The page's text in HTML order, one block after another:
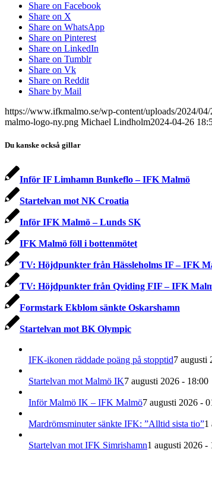
Share on Facebook
Share on X
Share on WhatsApp
Share on Pinterest
Share on LinkedIn
Share on Tumblr
Share on Vk
Share on Reddit
Share by Mail
https://www.ifkmalmo.se/wp-content/uploads/2024/
malmo-logo-ny.png Michael Lindholm2024-04-26
Du kanske också gillar
Inför IF Limhamn Bunkeflo – IFK Malmö
Startelvan mot NK Croatia
Inför IFK Malmö – Lunds SK
IFK Malmö föll i bottenmötet
TV: Höjdpunkter från Hässleholms IF – IFK
TV: Höjdpunkter från Qviding FIF – IFK
Formstark Ekblom sänkte Oskarshamn
Startelvan mot BK Olympic
IFK-ikonen räddade poäng på stopptid7 augusti
Startelvan mot Malmö IK7 augusti 2026 - 18:00
Inför Malmö IK – IFK Malmö7 augusti 2026 -
Mardrömsminuter sänkte IFK: ”Alltid sista tio”1
Startelvan mot IFK Simrishamn1 augusti 2026 -